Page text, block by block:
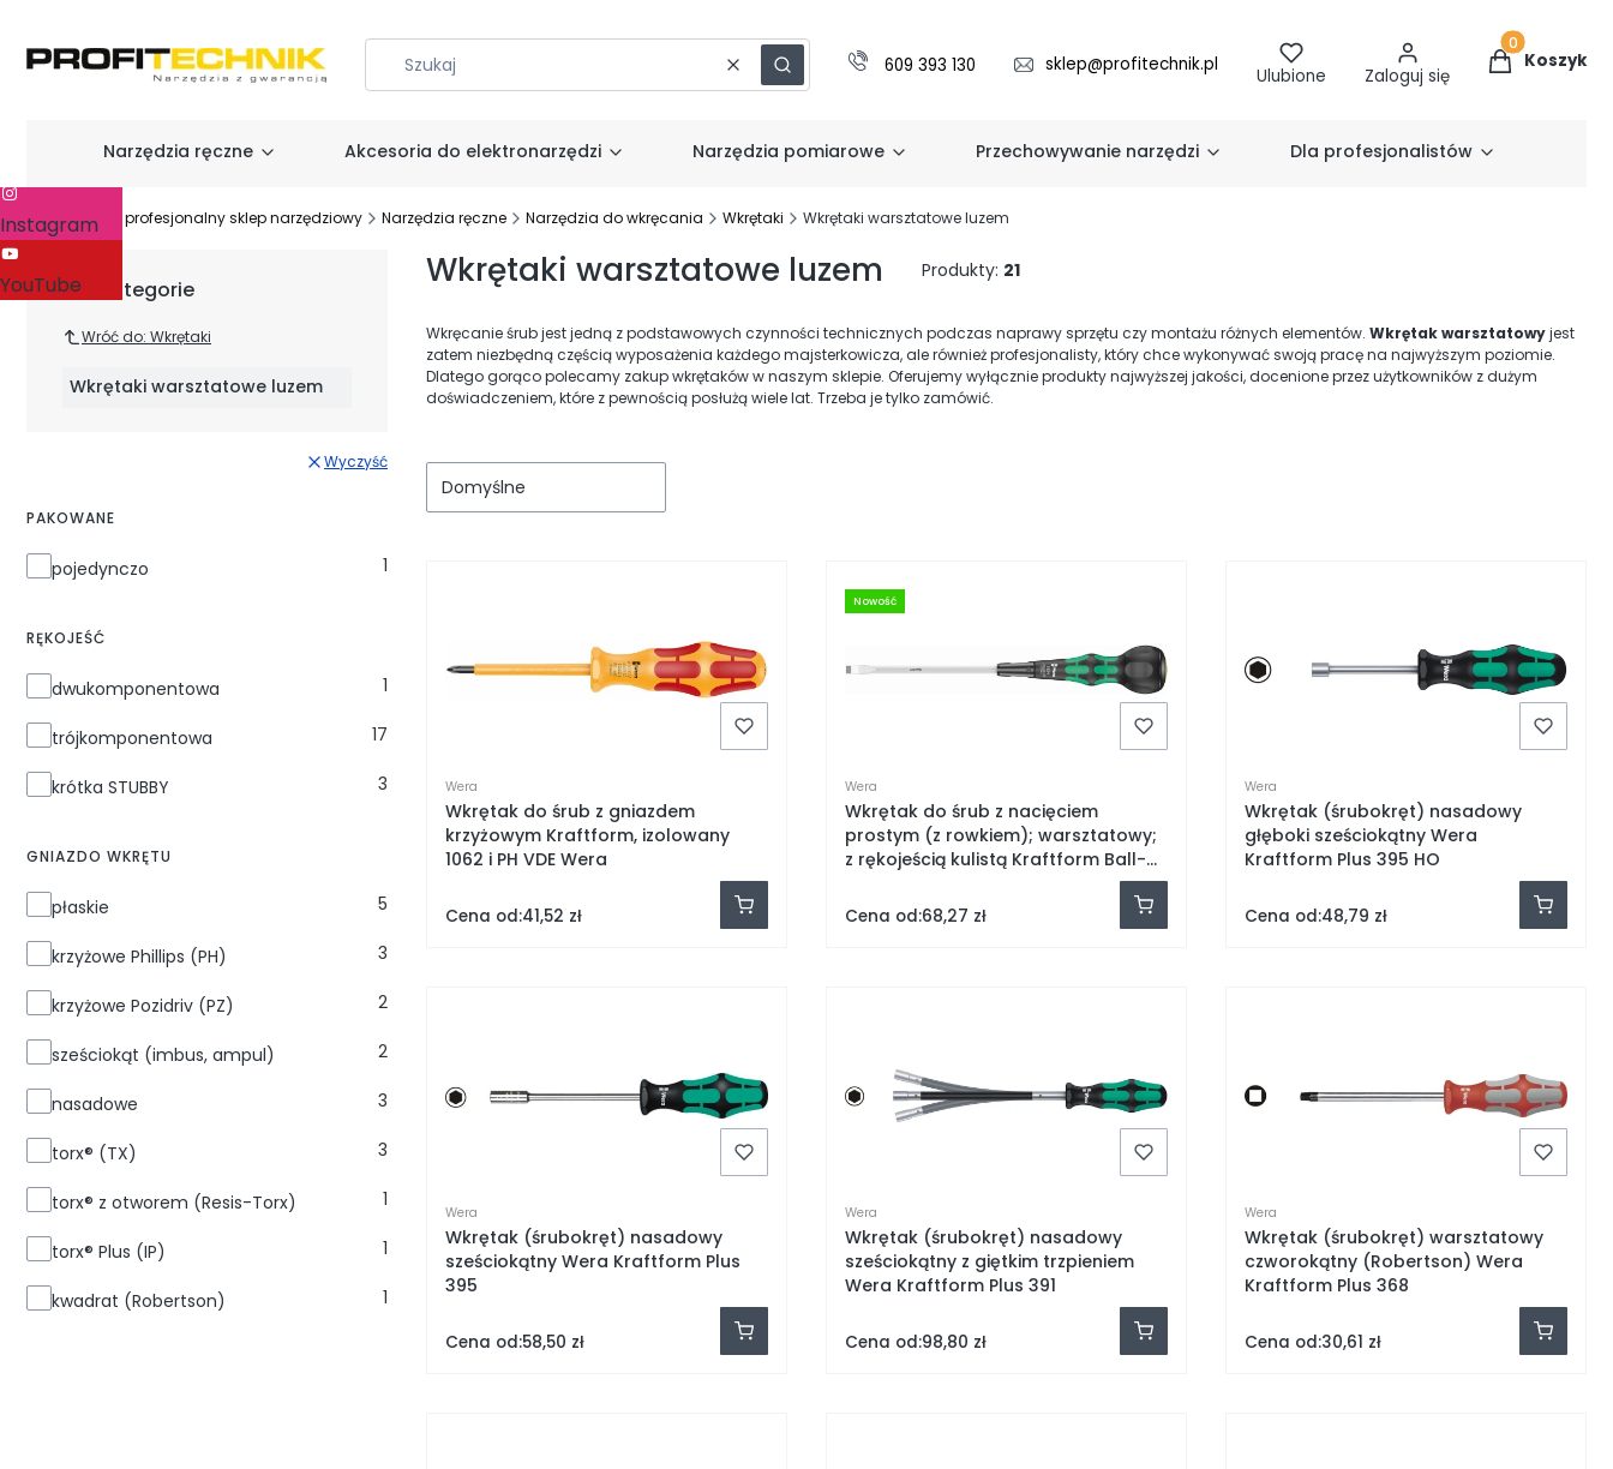
WyczyśćSzukaj 609 393 130 sklep@profitechnik.pl
Ulubione Zaloguj się Produkty w
Koszyk
Narzędzia ręczne Akcesoria do elektronarzędzi Narzędzia pomiarowe Przechowywanie narzędzi Dla profesjonalistów
Profitechnik - profesjonalny sklep narzędziowy Narzędzia ręczne Narzędzia do wkręcania Wkrętaki Wkrętaki warsztatowe luzem
Podkategorie
Wróć do: Wkrętaki
Wkrętaki warsztatowe luzem
Wyczyść
PAKOWANE
PAKOWANE
pojedynczo 1
RĘKOJEŚĆ
RĘKOJEŚĆ
dwukomponentowa 1
trójkomponentowa 17
krótka STUBBY 3
GNIAZDO WKRĘTU
GNIAZDO WKRĘTU
płaskie 5
krzyżowe Phillips (PH) 3
krzyżowe Pozidriv (PZ) 2
sześciokąt (imbus, ampul) 2
nasadowe 3
torx® (TX) 3
torx® z otworem (Resis-Torx) 1
torx® Plus (IP) 1
kwadrat (Robertson) 1
Wkrętaki warsztatowe luzem Produkty: 21
Wkręcanie śrub jest jedną z podstawowych czynności technicznych podczas naprawy sprzętu czy montażu różnych elementów. Wkrętak warsztatowyjest
zatem niezbędną częścią wyposażenia każdego majsterkowicza, ale również profesjonalisty, który chce wykonywać swoją pracę na najwyższym poziomie.
Dlatego gorąco polecamy zakup wkrętaków w naszym sklepie. Oferujemy wyłącznie produkty najwyższej jakości, docenione przez użytkowników z dużym
doświadczeniem, które z pewnością posłużą wiele lat. Trzeba je tylko zamówić.
Domyślne
Wera
Wkrętak do śrub z gniazdem
krzyżowym Kraftform, izolowany
1062 i PH VDE Wera
Cena od:41,52 zł
Nowość
Wera
Wkrętak do śrub z nacięciem
prostym (z rowkiem); warsztatowy;
z rękojeścią kulistą Kraftform Ball-
Cena od:68,27 zł
Wera
Wkrętak (śrubokręt) nasadowy
głęboki sześciokątny Wera
Kraftform Plus 395 HO
Cena od:48,79 zł
Wera
Wkrętak (śrubokręt) nasadowy
sześciokątny Wera Kraftform Plus
395
Cena od:58,50 zł
Wera
Wkrętak (śrubokręt) nasadowy
sześciokątny z giętkim trzpieniem
Wera Kraftform Plus 391
Cena od:98,80 zł
Wera
Wkrętak (śrubokręt) warsztatowy
czworokątny (Robertson) Wera
Kraftform Plus 368
Cena od:30,61 zł
Instagram
YouTube